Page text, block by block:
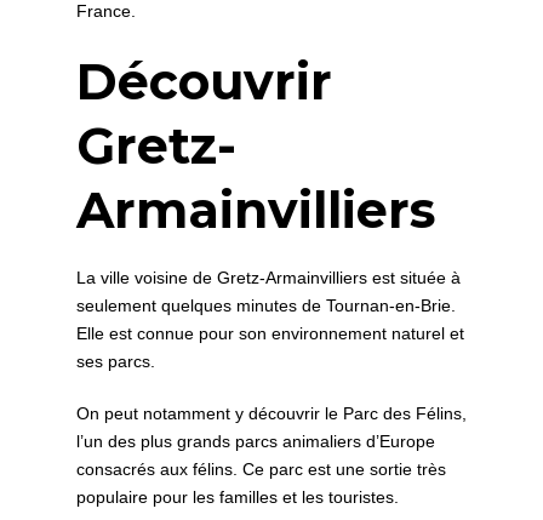
France.
Découvrir
Gretz-
Armainvilliers
La ville voisine de Gretz-Armainvilliers est située à
seulement quelques minutes de Tournan-en-Brie.
Elle est connue pour son environnement naturel et
ses parcs.
On peut notamment y découvrir le Parc des Félins,
l’un des plus grands parcs animaliers d’Europe
consacrés aux félins. Ce parc est une sortie très
populaire pour les familles et les touristes.